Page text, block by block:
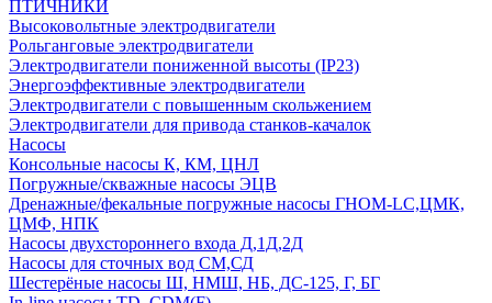
ПТИЧНИКИ
Высоковольтные электродвигатели
Рольганговые электродвигатели
Электродвигатели пониженной высоты (IP23)
Энергоэффективные электродвигатели
Электродвигатели с повышенным скольжением
Электродвигатели для привода станков-качалок
Насосы
Консольные насосы К, КМ, ЦНЛ
Погружные/скважные насосы ЭЦВ
Дренажные/фекальные погружные насосы ГНОМ-LC,ЦМК,
ЦМФ, НПК
Насосы двухстороннего входа Д,1Д,2Д
Насосы для сточных вод СМ,СД
Шестерёные насосы Ш, НМШ, НБ, ДС-125, Г, БГ